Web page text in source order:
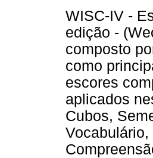
WISC-IV -
edição -
composto
como
escores
aplicados
Cubos,